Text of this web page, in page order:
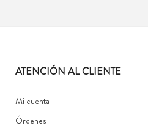
ATENCIÓN AL CLIENTE
Mi cuenta
Órdenes